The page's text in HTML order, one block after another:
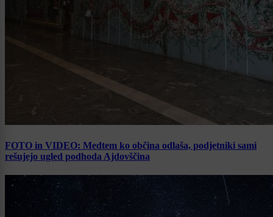
FOTO in VIDEO: Medtem ko občina odlaša, podjetniki sami
rešujejo ugled podhoda Ajdovščina